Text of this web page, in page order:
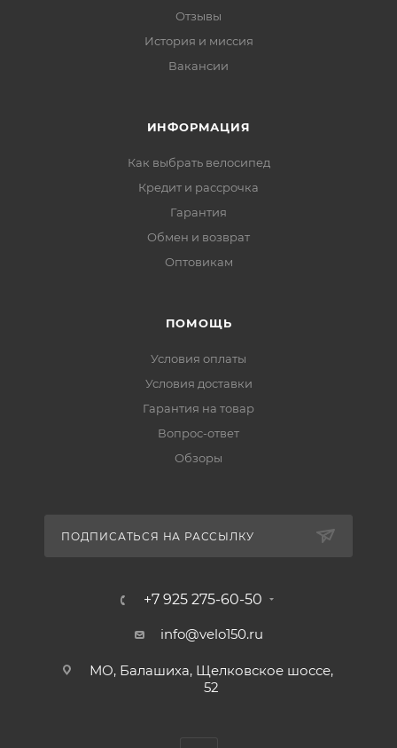
Отзывы
История и миссия
Вакансии
ИНФОРМАЦИЯ
Как выбрать велосипед
Кредит и рассрочка
Гарантия
Обмен и возврат
Оптовикам
ПОМОЩЬ
Условия оплаты
Условия доставки
Гарантия на товар
Вопрос-ответ
Обзоры
ПОДПИСАТЬСЯ НА РАССЫЛКУ
+7 925 275-60-50
info@velo150.ru
МО, Балашиха, Щелковское шоссе,
52